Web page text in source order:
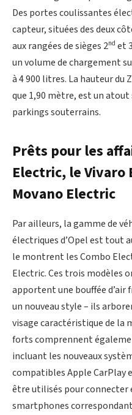
Des portes coulissantes
capteur, situées des deux
aux rangées de sièges 2nd et 3
un volume de chargement
à 4 900 litres. La hauteur du
que 1,90 mètre, est un
parkings souterrains.
Prêts pour les
Electric, le Vivaro
Movano Electric
Par ailleurs, la gamme de
électriques d’Opel est tout
le montrent les Combo
Electric. Ces trois modèles
apportent une bouffée d’air
un nouveau style – ils
visage caractéristique de la
forts comprennent
incluant les nouveaux
compatibles Apple CarPlay
être utilisés pour connecter
smartphones